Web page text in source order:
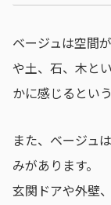
ベージュは空間
や土、石、木と
かに感じるとい
また、ベージュ
みがあります。
玄関ドアや外壁